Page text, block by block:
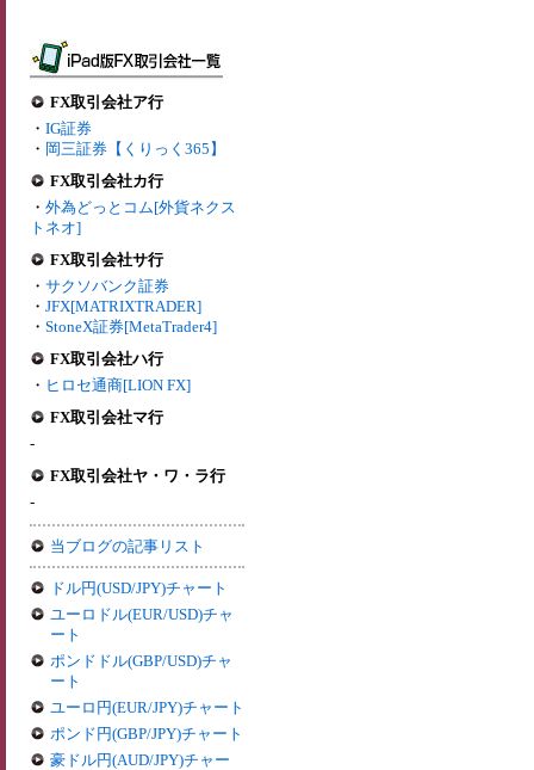
FX取引会社ア行
・ IG証券
・ 岡三証券【くりっく365】
FX取引会社カ行
・ 外為どっとコム[外貨ネクス
トネオ]
FX取引会社サ行
・ サクソバンク証券
・ JFX[MATRIXTRADER]
・ StoneX証券[MetaTrader4]
FX取引会社ハ行
・ ヒロセ通商[LION FX]
FX取引会社マ行
-
FX取引会社ヤ・ワ・ラ行
-
当ブログの記事リスト
ドル円(USD/JPY)チャート
ユーロドル(EUR/USD)チャ
ート
ポンドドル(GBP/USD)チャ
ート
ユーロ円(EUR/JPY)チャート
ポンド円(GBP/JPY)チャート
豪ドル円(AUD/JPY)チャー